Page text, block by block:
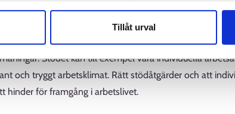
Tillåt urval
försöker dölja. Det kan leda till utmattning och
identifieras på arbetsplatsen. Enligt
Stödet kan till exempel vara individuella
och tryggt arbetsklimat. Rätt stödåtgärder och att
hinder för framgång i arbetslivet.